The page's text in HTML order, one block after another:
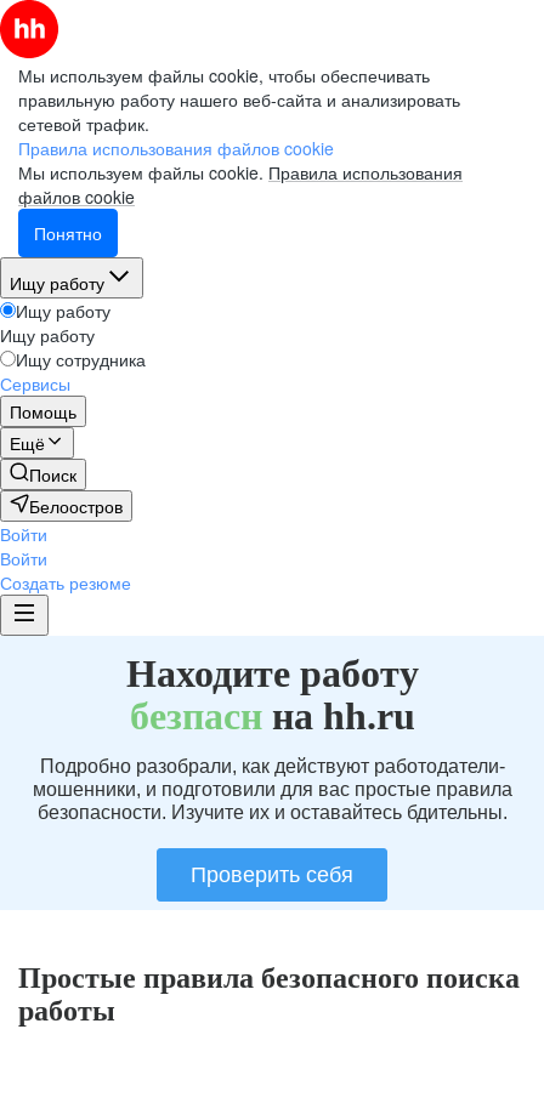
Мы используем файлы cookie, чтобы обеспечивать
правильную работу нашего веб-сайта и анализировать
сетевой трафик.
Правила использования файлов cookie
Мы используем файлы cookie. Правила использования
файлов cookie
Понятно
Ищу работу
Ищу работу
Ищу работу
Ищу сотрудника
Сервисы
Помощь
Ещё
Поиск
Белоостров
Войти
Войти
Создать резюме
Находите работу
безпаснна hh.ru
Подробно разобрали, как действуют работодатели-
мошенники, и подготовили для вас простые правила
безопасности. Изучите их и оставайтесь бдительны.
Проверить себя
Простые правила безопасного поиска
работы